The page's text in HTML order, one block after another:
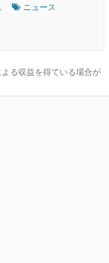
ニュース
る収益を得ている場合が